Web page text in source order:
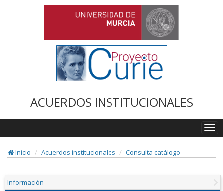
ACUERDOS INSTITUCIONALES
Inicio
Acuerdos institucionales Consulta catálogo
Información